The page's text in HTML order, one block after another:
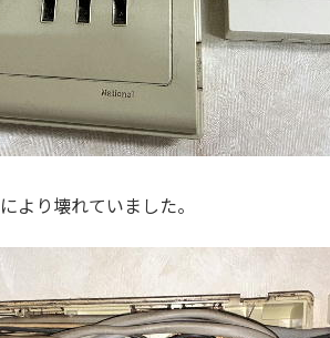
より壊れていました。